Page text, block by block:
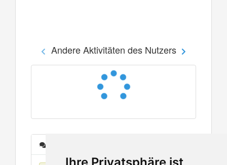
Andere Aktivitäten des Nutzers